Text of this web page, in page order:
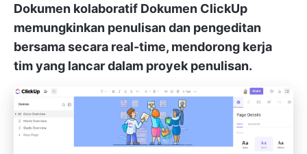
Dokumen kolaboratif Dokumen ClickUp
memungkinkan penulisan dan pengeditan
bersama secara real-time, mendorong kerja
tim yang lancar dalam proyek penulisan.